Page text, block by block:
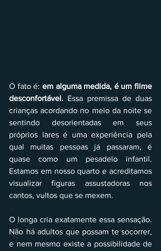
O fato é: em alguma medida, é um filme
desconfortável. Essa premissa de duas
crianças acordando no meio da noite se
sentindo desorientadas em seus
próprios lares é uma experiência pela
qual muitas pessoas já passaram, é
quase como um pesadelo infantil.
Estamos em nosso quarto e acreditamos
visualizar figuras assustadoras nos
cantos, vultos que se mexem.
O longa cria exatamente essa sensação.
Não há adultos que possam te socorrer,
e nem mesmo existe a possibilidade de